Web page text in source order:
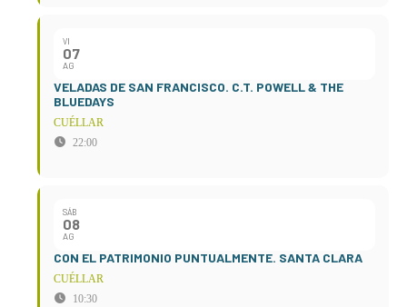
VI
07
AG
VELADAS DE SAN FRANCISCO. C.T. POWELL & THE
BLUEDAYS
CUÉLLAR
22:00
SÁB
08
AG
CON EL PATRIMONIO PUNTUALMENTE. SANTA CLARA
CUÉLLAR
10:30